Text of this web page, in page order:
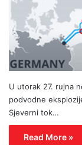
U utorak 27. rujna
podvodne
Sjeverni tok…
Read More »